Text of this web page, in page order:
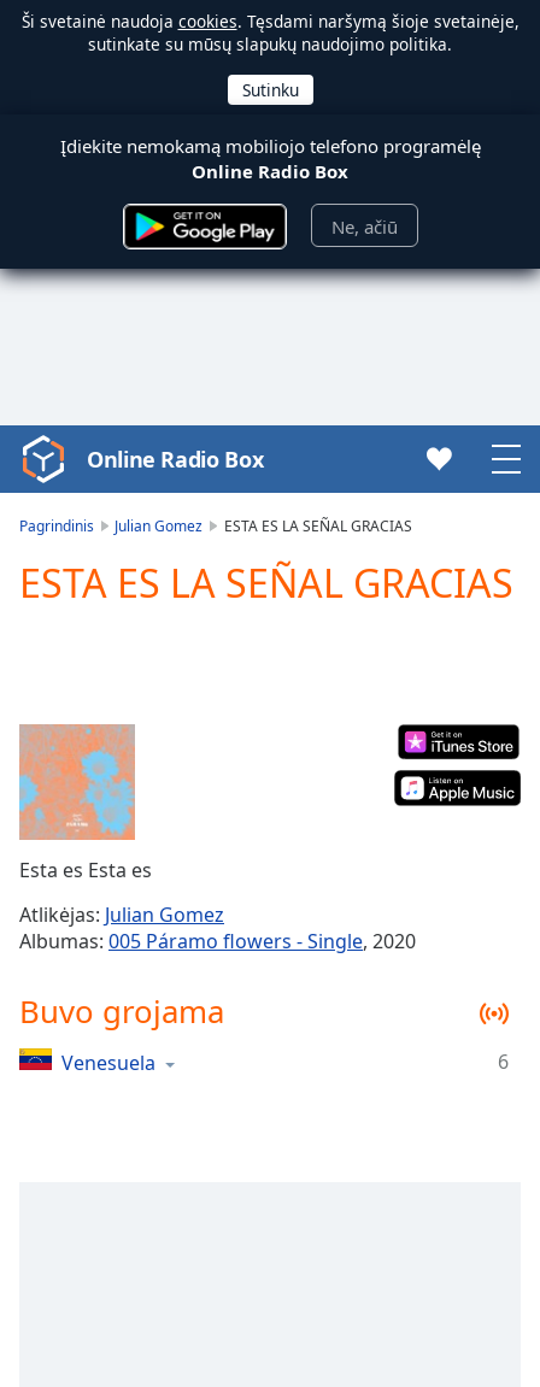
Ši svetainė naudoja cookies. Tęsdami naršymą šioje svetainėje,
sutinkate su mūsų slapukų naudojimo politika.
Įdiekite nemokamą mobiliojo telefono programėlę
Online Radio Box
Ne, ačiū
Video
Player
Play
Video
Mute
Current
Time0:00
Duration-:-
Loaded:
Stream
TypeLIVE
live,
currently
liveLIVE
Online Radio Box
Pagrindinis Julian Gomez ESTA ES LA SEÑAL GRACIAS
ESTA ES LA SEÑAL GRACIAS
Esta es Esta es
Atlikėjas: Julian Gomez
Albumas: 005 Páramo flowers - Single, 2020
Buvo grojama
Venesuela 6